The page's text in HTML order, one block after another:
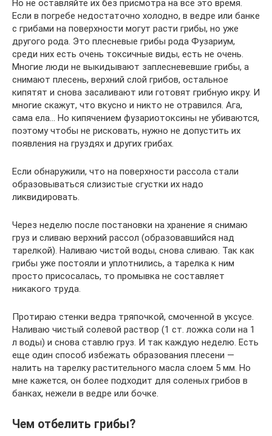
Но не оставляйте их без присмотра на все это время.
Если в погребе недостаточно холодно, в ведре или банке
с грибами на поверхности могут расти грибы, но уже
другого рода. Это плесневые грибы рода Фузариум,
среди них есть очень токсичные виды, есть не очень.
Многие люди не выкидывают заплесневевшие грибы, а
снимают плесень, верхний слой грибов, остальное
кипятят и снова засаливают или готовят грибную икру. И
многие скажут, что вкусно и никто не отравился. Ага,
сама ела… Но кипячением фузариотоксины не убиваются,
поэтому чтобы не рисковать, нужно не допустить их
появления на груздях и других грибах.
Если обнаружили, что на поверхности рассола стали
образовываться слизистые сгустки их надо
ликвидировать.
Через неделю после постановки на хранение я снимаю
груз и сливаю верхний рассол (образовавшийся над
тарелкой). Наливаю чистой воды, снова сливаю. Так как
грибы уже постояли и уплотнились, а тарелка к ним
просто присосалась, то промывка не составляет
никакого труда.
Протираю стенки ведра тряпочкой, смоченной в уксусе.
Наливаю чистый солевой раствор (1 ст. ложка соли на 1
л воды) и снова ставлю груз. И так каждую неделю. Есть
еще один способ избежать образования плесени —
налить на тарелку растительного масла слоем 5 мм. Но
мне кажется, он более подходит для соленых грибов в
банках, нежели в ведре или бочке.
Чем отбелить грибы?